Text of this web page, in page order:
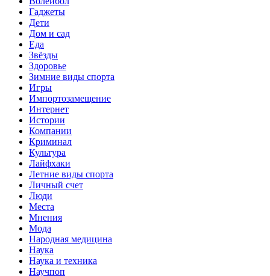
Гаджеты
Дети
Дом и сад
Еда
Звёзды
Здоровье
Зимние виды спорта
Игры
Импортозамещение
Интернет
Истории
Компании
Криминал
Культура
Лайфхаки
Летние виды спорта
Личный счет
Люди
Места
Мнения
Мода
Народная медицина
Наука
Наука и техника
Научпоп